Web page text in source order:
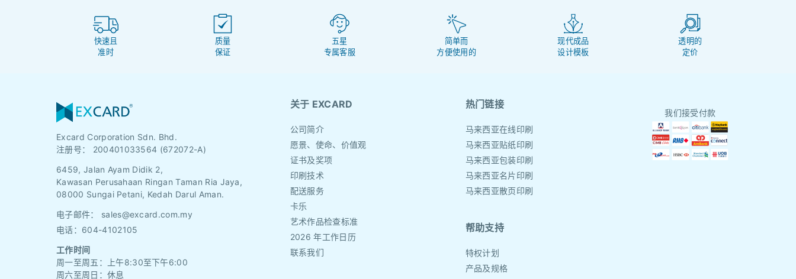
快速且
准时
质量
保证
五星
专属客服
简单而
方便使用的
现代成品
设计模板
透明的
定价
Excard Corporation Sdn. Bhd.
注册号： 200401033564 (672072-A)
6459, Jalan Ayam Didik 2,
Kawasan Perusahaan Ringan Taman Ria Jaya,
08000 Sungai Petani, Kedah Darul Aman.
电子邮件： sales@excard.com.my
电话：604-4102105
工作时间
周一至周五：上午8:30至下午6:00
周六至周日：休息
关于 EXCARD
公司简介
愿景、使命、价值观
证书及奖项
印刷技术
配送服务
卡乐
艺术作品检查标准
2026 年工作日历
联系我们
热门链接
马来西亚在线印刷
马来西亚贴纸印刷
马来西亚包装印刷
马来西亚名片印刷
马来西亚散页印刷
帮助支持
特权计划
产品及规格
我们接受付款